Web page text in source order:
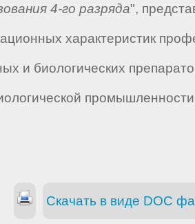
4-го разряда",
характеристик
и биологических
Скачать в виде DOC